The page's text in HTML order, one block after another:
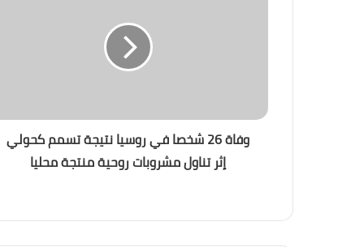
وفاة 26 شخصا في روسيا نتيجة تسمم كحولي
إثر تناول مشروبات روحية منتجة محليا